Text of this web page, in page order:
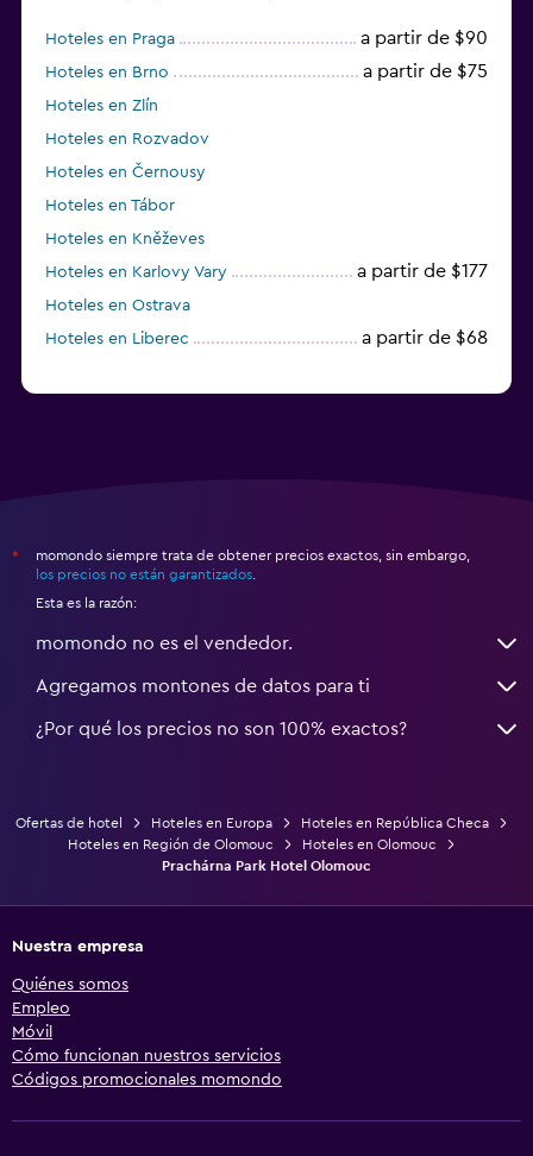
Hoteles en Praga a partir de $90
Hoteles en Brno a partir de $75
Hoteles en Zlín
Hoteles en Rozvadov
Hoteles en Černousy
Hoteles en Tábor
Hoteles en Kněževes
Hoteles en Karlovy Vary
a partir de $177
Hoteles en Ostrava
Hoteles en Liberec
a partir de $68
*
momondo siempre trata de obtener precios exactos, sin embargo,
los precios no están garantizados
Esta es la razón:
momondo no es el vendedor.
Agregamos montones de datos para ti
¿Por qué los precios no son 100% exactos?
Ofertas de hotel Hoteles en Europa
Hoteles en República Checa
Hoteles en Región de Olomouc
Hoteles en Olomouc
Prachárna Park Hotel Olomouc
Nuestra empresa
Quiénes somos
Empleo
Móvil
Cómo funcionan nuestros servicios
Códigos promocionales momondo